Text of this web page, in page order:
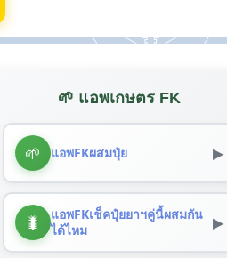
🌱 แอพเกษตร FK
🌱 แอพFKผสมปุ๋ย ▶
🐛
แอพFKเช็คปุ๋ยยาฯคู่นี้ผสมกัน
ได้ไหม
▶